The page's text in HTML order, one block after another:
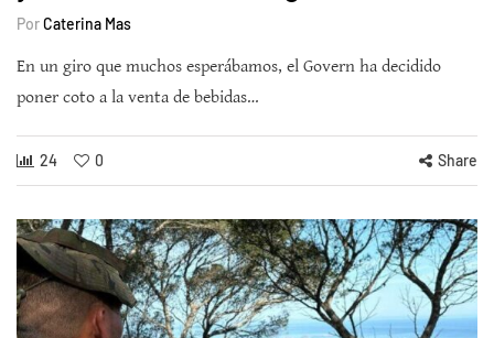
PorCaterina Mas
En un giro que muchos esperábamos, el Govern ha decidido
poner coto a la venta de bebidas…
24 0 Share